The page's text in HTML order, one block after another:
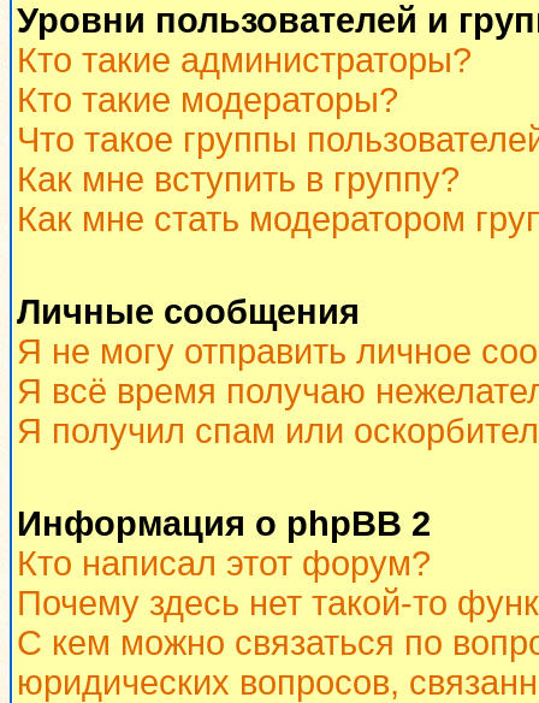
Уровни пользователей и
Кто такие администраторы?
Кто такие модераторы?
Что такое группы
Как мне вступить в группу?
Как мне стать модератором
Личные сообщения
Я не могу отправить личное
Я всё время получаю
Я получил спам или
Информация о phpBB 2
Кто написал этот форум?
Почему здесь нет такой-то
С кем можно связаться по
юридических вопросов,